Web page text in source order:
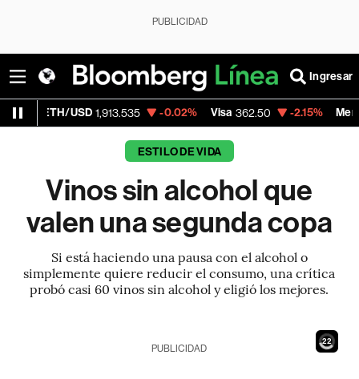
PUBLICIDAD
Ingresar
1,913.535 -0.02% Visa 362.50 -2.15% MercadoLibre
ESTILO DE VIDA
Vinos sin alcohol que
valen una segunda copa
Si está haciendo una pausa con el alcohol o
simplemente quiere reducir el consumo, una crítica
probó casi 60 vinos sin alcohol y eligió los mejores.
20
PUBLICIDAD